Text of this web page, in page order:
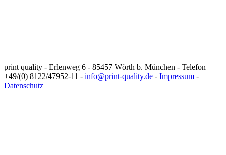
print quality - Erlenweg 6 - 85457 Wörth b. München - Telefon
+49/(0) 8122/47952-11 - info@print-quality.de - Impressum -
Datenschutz